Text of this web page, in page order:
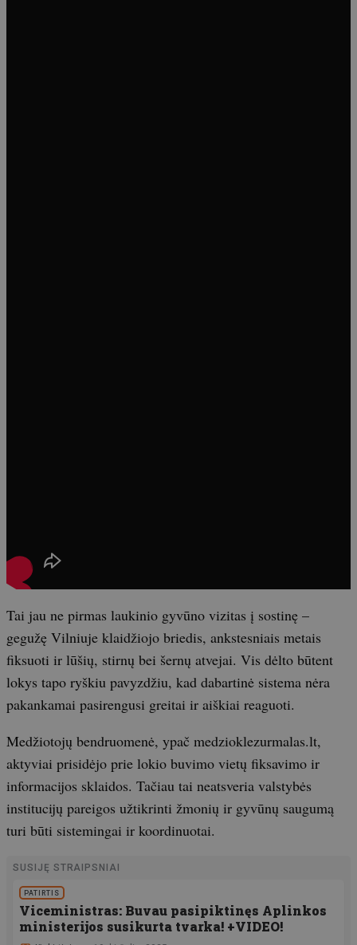
Tai jau ne pirmas laukinio gyvūno vizitas į sostinę –
gegužę Vilniuje klaidžiojo briedis, ankstesniais metais
fiksuoti ir lūšių, stirnų bei šernų atvejai. Vis dėlto būtent
lokys tapo ryškiu pavyzdžiu, kad dabartinė sistema nėra
pakankamai pasirengusi greitai ir aiškiai reaguoti.
Medžiotojų bendruomenė, ypač medzioklezurmalas.lt,
aktyviai prisidėjo prie lokio buvimo vietų fiksavimo ir
informacijos sklaidos. Tačiau tai neatsveria valstybės
institucijų pareigos užtikrinti žmonių ir gyvūnų saugumą
turi būti sistemingai ir koordinuotai.
SUSIJĘ STRAIPSNIAI
PATIRTIS
Viceministras: Buvau pasipiktinęs Aplinkos
ministerijos susikurta tvarka! +VIDEO!